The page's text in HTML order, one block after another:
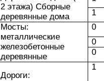
2 этажа) Сборные
деревянные дома
1
Мосты:
металлические
железобетонные
деревянные
0
0
0
Дороги:
1